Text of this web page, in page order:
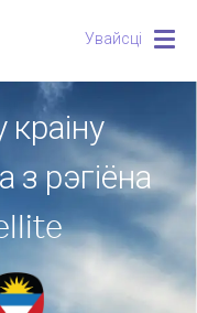
Увайсці
краіну
з рэгіёна